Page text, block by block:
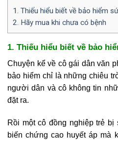
1. Thiếu hiểu biết về bảo hiểm
2. Hãy mua khi chưa có bệnh
1. Thiếu hiểu biết về bảo
Chuyện kể về cô gái dân văn
bảo hiểm chỉ là những chiêu
người dân và cô không tin
đặt ra.
Rồi một cô đồng nghiệp trẻ
biến chứng cao huyết áp mà